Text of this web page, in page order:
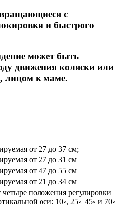
с
и быстрого
может быть
движения коляски или
лицом к маме.
от 27 до 37 см;
от 27 до 31 см
от 47 до 55 см
от 21 до 34 см
четыре положения регулировки
оси: 10◦, 25◦, 45◦ и 70◦